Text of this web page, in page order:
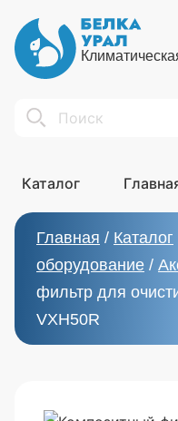
Search
Каталог
Главная / Каталог
оборудование /
фильтр для
VXH50R